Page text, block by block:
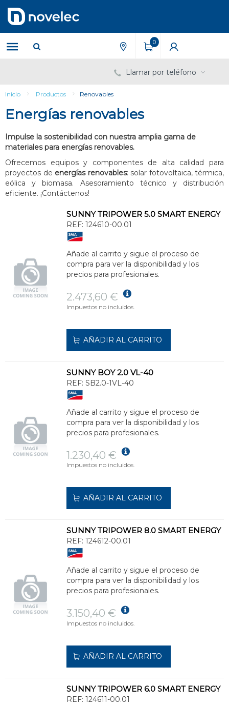
contenido
menú
de
navegación
0
Llamar por teléfono
Inicio Productos Renovables
Energías renovables
Impulse la sostenibilidad con nuestra amplia gama de
materiales para energías renovables.
Ofrecemos equipos y componentes de alta calidad para
proyectos de energías renovables: solar fotovoltaica, térmica,
eólica y biomasa. Asesoramiento técnico y distribución
eficiente. ¡Contáctenos!
SUNNY TRIPOWER 5.0 SMART ENERGY
REF: 124610-00.01
Añade al carrito y sigue el proceso de
compra para ver la disponibilidad y los
precios para profesionales.
2.473,60 €
Impuestos no incluidos.
AÑADIR AL CARRITO
SUNNY BOY 2.0 VL-40
REF: SB2.0-1VL-40
Añade al carrito y sigue el proceso de
compra para ver la disponibilidad y los
precios para profesionales.
1.230,40 €
Impuestos no incluidos.
AÑADIR AL CARRITO
SUNNY TRIPOWER 8.0 SMART ENERGY
REF: 124612-00.01
Añade al carrito y sigue el proceso de
compra para ver la disponibilidad y los
precios para profesionales.
3.150,40 €
Impuestos no incluidos.
AÑADIR AL CARRITO
SUNNY TRIPOWER 6.0 SMART ENERGY
REF: 124611-00.01